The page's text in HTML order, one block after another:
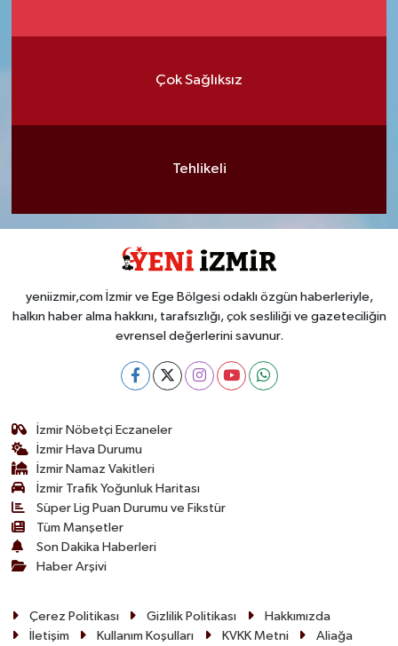
Çok Sağlıksız
Tehlikeli
yeniizmir,com İzmir ve Ege Bölgesi odaklı özgün haberleriyle,
halkın haber alma hakkını, tarafsızlığı, çok sesliliği ve gazeteciliğin
evrensel değerlerini savunur.
İzmir Nöbetçi Eczaneler
İzmir Hava Durumu
İzmir Namaz Vakitleri
İzmir Trafik Yoğunluk Haritası
Süper Lig Puan Durumu ve Fikstür
Tüm Manşetler
Son Dakika Haberleri
Haber Arşivi
Çerez Politikası Gizlilik Politikası
Hakkımızda
İletişim
Kullanım Koşulları KVKK Metni Aliağa